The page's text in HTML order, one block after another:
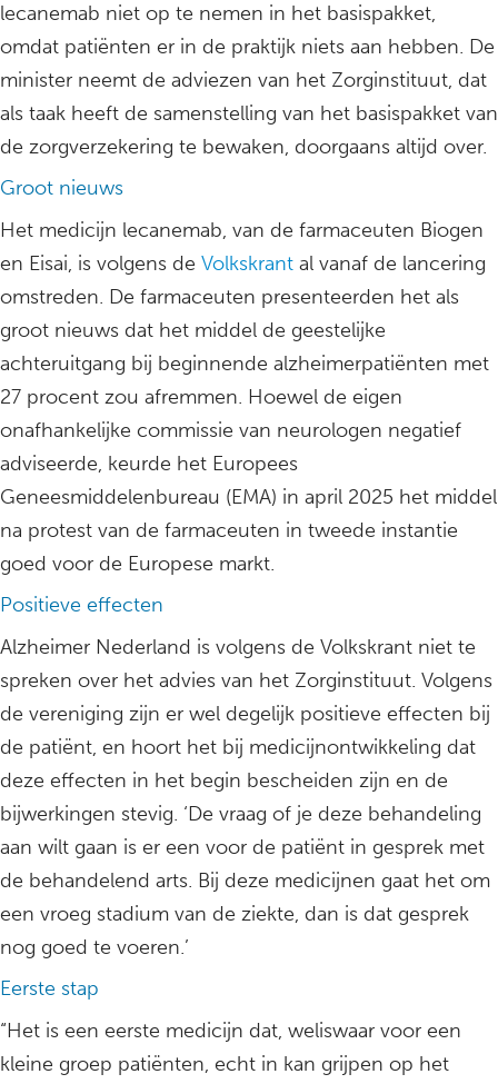
lecanemab niet op te nemen in het basispakket,
omdat patiënten er in de praktijk niets aan hebben. De
minister neemt de adviezen van het Zorginstituut, dat
als taak heeft de samenstelling van het basispakket van
de zorgverzekering te bewaken, doorgaans altijd over.
Groot nieuws
Het medicijn lecanemab, van de farmaceuten Biogen
en Eisai, is volgens de Volkskrant al vanaf de lancering
omstreden. De farmaceuten presenteerden het als
groot nieuws dat het middel de geestelijke
achteruitgang bij beginnende alzheimerpatiënten met
27 procent zou afremmen. Hoewel de eigen
onafhankelijke commissie van neurologen negatief
adviseerde, keurde het Europees
Geneesmiddelenbureau (EMA) in april 2025 het middel
na protest van de farmaceuten in tweede instantie
goed voor de Europese markt.
Positieve effecten
Alzheimer Nederland is volgens de Volkskrant niet te
spreken over het advies van het Zorginstituut. Volgens
de vereniging zijn er wel degelijk positieve effecten bij
de patiënt, en hoort het bij medicijnontwikkeling dat
deze effecten in het begin bescheiden zijn en de
bijwerkingen stevig. ‘De vraag of je deze behandeling
aan wilt gaan is er een voor de patiënt in gesprek met
de behandelend arts. Bij deze medicijnen gaat het om
een vroeg stadium van de ziekte, dan is dat gesprek
nog goed te voeren.’
Eerste stap
“Het is een eerste medicijn dat, weliswaar voor een
kleine groep patiënten, echt in kan grijpen op het